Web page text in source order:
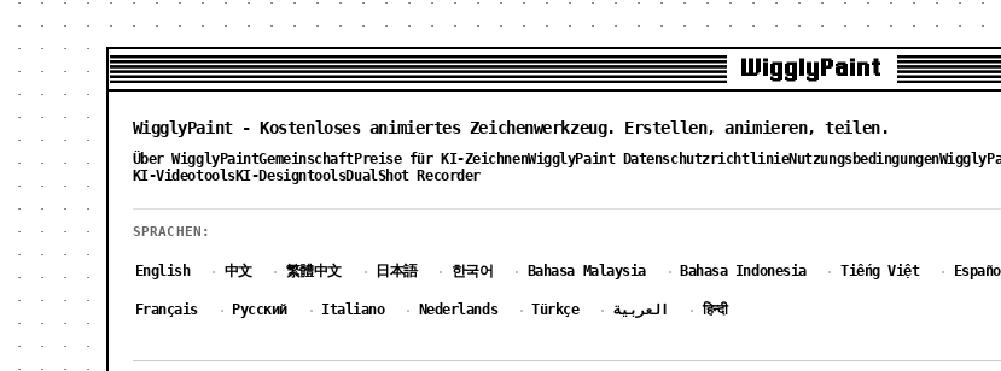
WigglyPaint
WigglyPaint - Kostenloses animiertes Zeichenwerkzeug. Erstellen, animieren, teilen.
Über WigglyPaintGemeinschaftPreise für KI-ZeichnenWigglyPaint DatenschutzrichtlinieNutzungsbedingungen
KI-VideotoolsKI-DesigntoolsDualShot Recorder
SPRACHEN:
English · 中文 · 繁體中文 · 日本語 · 한국어 · Bahasa Malaysia · Bahasa Indonesia · Tiếng Việt ·
Français · Русский · Italiano · Nederlands · Türkçe · العربية · हिन्दी